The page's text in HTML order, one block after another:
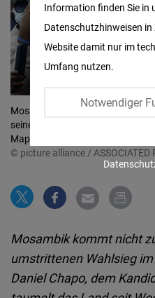
Mosambiks Oppositionsführer
seiner Ankunft auf dem
Maputo, Mosambik, mit
© picture alliance / ASSOCIATED
Mosambik kommt nicht
umstrittenen Wahlsieg
Daniel Chapo, dem
Information finden Sie in
Datenschutzhinweisen
Website damit nur im
Umfang nutzen.
Notwendiger
Twitter
Embed
Instagram
Embed
Google
Maps
Embed
Cloudinary